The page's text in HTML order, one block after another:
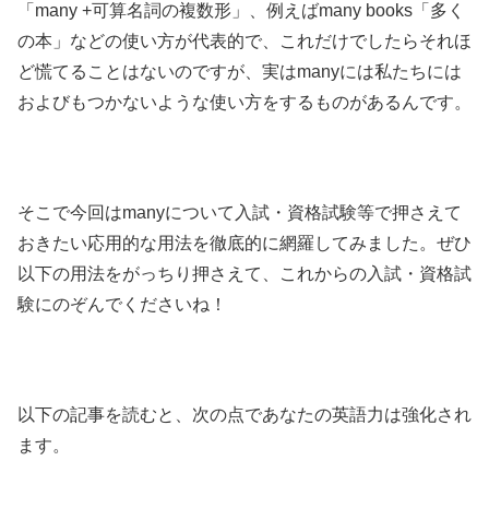
「many +可算名詞の複数形」、例えばmany books「多く
の本」などの使い方が代表的で、これだけでしたらそれほ
ど慌てることはないのですが、実はmanyには私たちには
およびもつかないような使い方をするものがあるんです。
そこで今回はmanyについて入試・資格試験等で押さえて
おきたい応用的な用法を徹底的に網羅してみました。ぜひ
以下の用法をがっちり押さえて、これからの入試・資格試
験にのぞんでくださいね！
以下の記事を読むと、次の点であなたの英語力は強化され
ます。